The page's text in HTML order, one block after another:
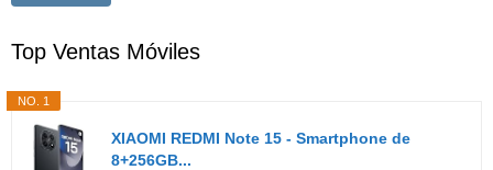
Top Ventas Móviles
NO. 1
XIAOMI REDMI Note 15 - Smartphone de
8+256GB...